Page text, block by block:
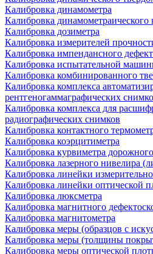
Калибровка динамометра
Калибровка динамометраического
Калибровка дозиметра
Калибровка измерителей
Калибровка импендансного
Калибровка испытательной
Калибровка комбинированного
Калибровка комплекса
рентгеногаммаграфических
Калибровка комплекса для
радиографических снимков
Калибровка контактного
Калибровка коэрцитиметра
Калибровка курвиметра дорожного
Калибровка лазерного нивелира
Калибровка линейки
Калибровка линейки оптической
Калибровка люксметра
Калибровка магнитного
Калибровка магнитометра
Калибровка меры (образцов с
Калибровка меры (толщины
Калибровка меры оптической